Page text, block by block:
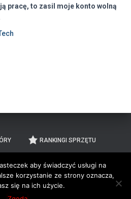
pracę, to zasil moje konto wolną
RANKINGI SPRZĘTU
RECENZJE RECENZJE GIER
KONTAKT
aby świadczyć usługi na
korzystanie ze strony oznacza,
się na ich użycie.